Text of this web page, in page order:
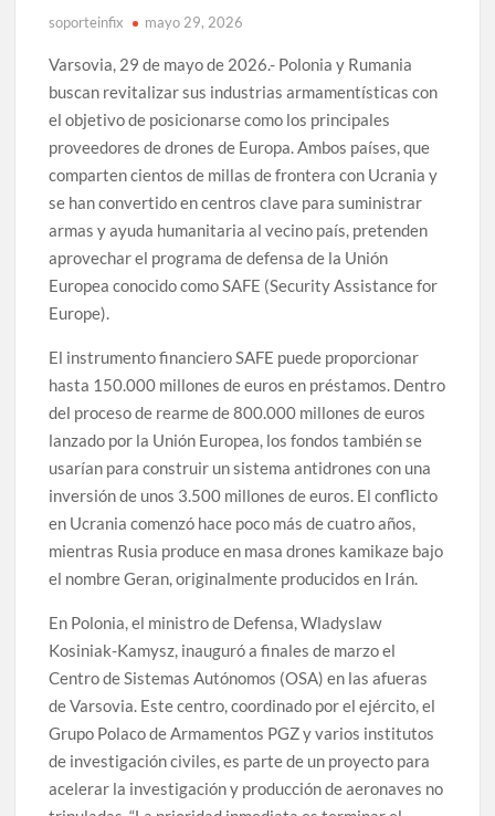
soporteinfix mayo 29, 2026
Varsovia, 29 de mayo de 2026.- Polonia y Rumania
buscan revitalizar sus industrias armamentísticas con
el objetivo de posicionarse como los principales
proveedores de drones de Europa. Ambos países, que
comparten cientos de millas de frontera con Ucrania y
se han convertido en centros clave para suministrar
armas y ayuda humanitaria al vecino país, pretenden
aprovechar el programa de defensa de la Unión
Europea conocido como SAFE (Security Assistance for
Europe).
El instrumento financiero SAFE puede proporcionar
hasta 150.000 millones de euros en préstamos. Dentro
del proceso de rearme de 800.000 millones de euros
lanzado por la Unión Europea, los fondos también se
usarían para construir un sistema antidrones con una
inversión de unos 3.500 millones de euros. El conflicto
en Ucrania comenzó hace poco más de cuatro años,
mientras Rusia produce en masa drones kamikaze bajo
el nombre Geran, originalmente producidos en Irán.
En Polonia, el ministro de Defensa, Wladyslaw
Kosiniak-Kamysz, inauguró a finales de marzo el
Centro de Sistemas Autónomos (OSA) en las afueras
de Varsovia. Este centro, coordinado por el ejército, el
Grupo Polaco de Armamentos PGZ y varios institutos
de investigación civiles, es parte de un proyecto para
acelerar la investigación y producción de aeronaves no